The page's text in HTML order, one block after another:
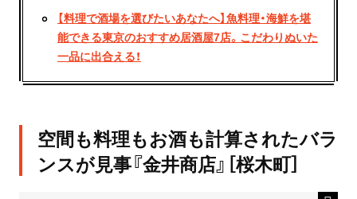
【料理で酒場を選びたいあなたへ】魚料理・海鮮を堪
能できる東京のおすすめ居酒屋7店。こだわりぬいた
一品に出合える！
空間も料理もお酒も計算されたバラ
ンスが見事『金井商店』［桜木町］